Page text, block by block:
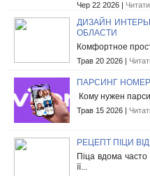
Чер 22 2026 |
ДИЗАЙН
ОБЛАСТИ
Комфортное
Трав 20 2026 |
ПАРСИНГ
Кому нужен
Трав 15 2026 |
РЕЦЕПТ ПІЦИ
Піца вдома
її...